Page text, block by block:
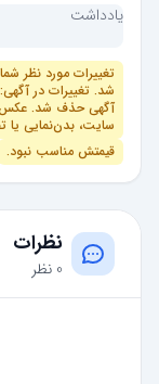
تغییرات مورد نظر
شد. تغییرات در
آگهی حذف شد. عکس
سایت، بدن‌نمایی یا
قیمتش مناسب نبود.
نظرات
0 نظر